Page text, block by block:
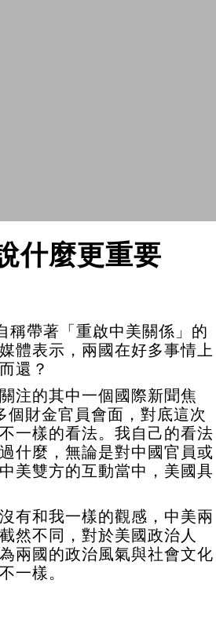
什麼更重要
稱帶著「重啟中美關係」的
體表示，兩國在好多事情上
還？
注的其中一個國際新聞焦
財金官員會面，對底這次
一樣的看法。我自己的看法
什麼，無論是對中國官員或
美雙方的互動當中，美國具
有和我一樣的觀感，中美兩
然不同，對於美國政治人
兩國的政治風氣與社會文化
一樣。